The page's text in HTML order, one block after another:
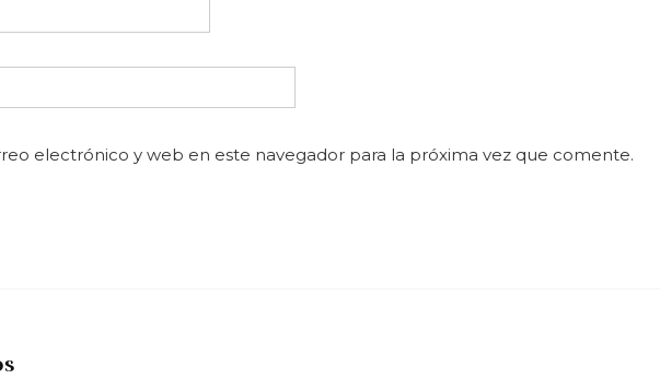
electrónico y web en este navegador para la próxima vez que comente.